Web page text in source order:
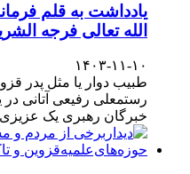
یادداشت به قلم
الله تعالی فرجه
۱۴۰۳-۱۱-۱۰
طبیب دوار یا مثل پدر
رستمعلی رفیعی آتانی در
خبرگان رهبری یک